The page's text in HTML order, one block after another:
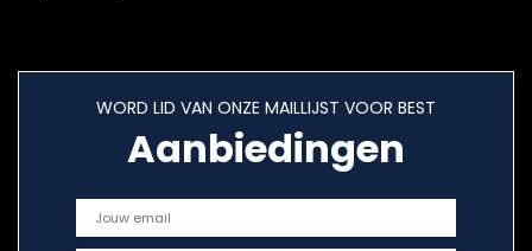
WORD LID VAN ONZE MAILLIJST VOOR BEST
Aanbiedingen